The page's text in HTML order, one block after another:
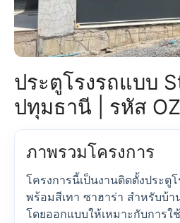
ประตูโรงรถแบบ
ปทุมธานี | รหัส
ภาพรวมโครงการ
โครงการนี้เป็นงานติดตั้งประตู
พร้อมสีเทา ซาฮาร่า สำหรับบ้
โดยออกแบบให้เหมาะกับการใ